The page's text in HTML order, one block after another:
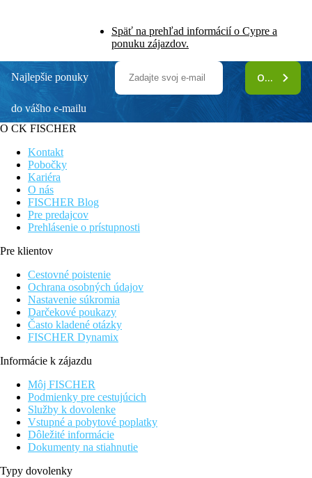
Späť na prehľad informácií o Cypre a
ponuku zájazdov.
Najlepšie ponuky
do vášho e-mailu
ODOBERAŤ
O CK FISCHER
Kontakt
Pobočky
Kariéra
O nás
FISCHER Blog
Pre predajcov
Prehlásenie o prístupnosti
Pre klientov
Cestovné poistenie
Ochrana osobných údajov
Nastavenie súkromia
Darčekové poukazy
Často kladené otázky
FISCHER Dynamix
Informácie k zájazdu
Môj FISCHER
Podmienky pre cestujúcich
Služby k dovolenke
Vstupné a pobytové poplatky
Dôležité informácie
Dokumenty na stiahnutie
Typy dovolenky